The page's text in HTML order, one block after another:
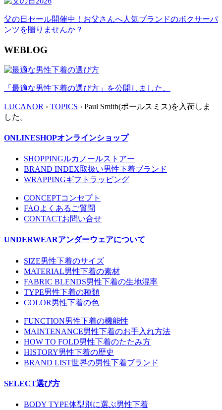
父の日セール開催中！お父さんへ人気ブランドのボクサーパ
ンツを贈りませんか？
WEBLOG
「最適な男性下着の選び方」を公開しました。
LUCANOR › TOPICS › Paul Smith(ポールスミス)を入荷しま
した。
ONLINESHOPオンラインショップ
SHOPPINGルカノールストアー
BRAND INDEX取扱い男性下着ブランド
WRAPPINGギフトラッピング
CONCEPTコンセプト
FAQよくあるご質問
CONTACTお問い合せ
UNDERWEARアンダーウェアについて
SIZE男性下着のサイズ
MATERIAL男性下着の素材
FABRIC BLENDS男性下着の生地混率
TYPE男性下着の種類
COLOR男性下着の色
FUNCTION男性下着の機能性
MAINTENANCE男性下着のお手入れ方法
HOW TO FOLD男性下着のたたみ方
HISTORY男性下着の歴史
BRAND LIST世界の男性下着ブランド
SELECT選び方
BODY TYPE体型別に選ぶ男性下着